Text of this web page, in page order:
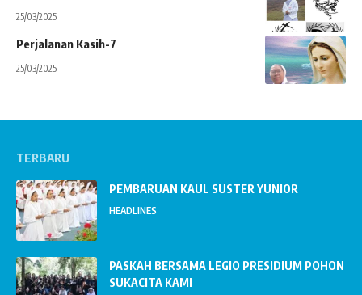
25/03/2025
Perjalanan Kasih-7
25/03/2025
TERBARU
PEMBARUAN KAUL SUSTER YUNIOR
HEADLINES
PASKAH BERSAMA LEGIO PRESIDIUM POHON
SUKACITA KAMI